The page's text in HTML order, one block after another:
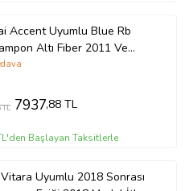
Accent Uyumlu Blue Rb
Altı Fiber 2011 Ve
TL 7937,88 TL
Başlayan Taksitlerle
Uyumlu 2018 Sonrası